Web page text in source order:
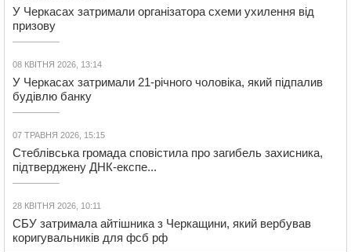
У Черкасах затримали організатора схеми ухилення від
призову
08 КВІТНЯ 2026, 13:14
У Черкасах затримали 21-річного чоловіка, який підпалив
будівлю банку
07 ТРАВНЯ 2026, 15:15
Стеблівська громада сповістила про загибель захисника,
підтверджену ДНК-експе...
28 КВІТНЯ 2026, 10:11
СБУ затримала айтішника з Черкащини, який вербував
коригувальників для фсб рф